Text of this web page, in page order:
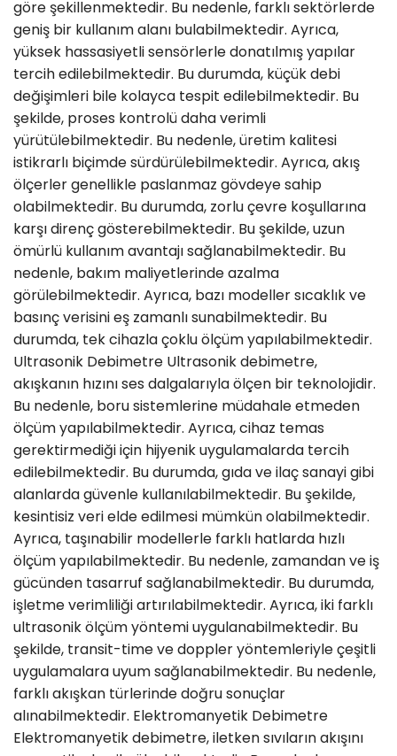
göre şekillenmektedir. Bu nedenle, farklı sektörlerde
geniş bir kullanım alanı bulabilmektedir. Ayrıca,
yüksek hassasiyetli sensörlerle donatılmış yapılar
tercih edilebilmektedir. Bu durumda, küçük debi
değişimleri bile kolayca tespit edilebilmektedir. Bu
şekilde, proses kontrolü daha verimli
yürütülebilmektedir. Bu nedenle, üretim kalitesi
istikrarlı biçimde sürdürülebilmektedir. Ayrıca, akış
ölçerler genellikle paslanmaz gövdeye sahip
olabilmektedir. Bu durumda, zorlu çevre koşullarına
karşı direnç gösterebilmektedir. Bu şekilde, uzun
ömürlü kullanım avantajı sağlanabilmektedir. Bu
nedenle, bakım maliyetlerinde azalma
görülebilmektedir. Ayrıca, bazı modeller sıcaklık ve
basınç verisini eş zamanlı sunabilmektedir. Bu
durumda, tek cihazla çoklu ölçüm yapılabilmektedir.
Ultrasonik Debimetre Ultrasonik debimetre,
akışkanın hızını ses dalgalarıyla ölçen bir teknolojidir.
Bu nedenle, boru sistemlerine müdahale etmeden
ölçüm yapılabilmektedir. Ayrıca, cihaz temas
gerektirmediği için hijyenik uygulamalarda tercih
edilebilmektedir. Bu durumda, gıda ve ilaç sanayi gibi
alanlarda güvenle kullanılabilmektedir. Bu şekilde,
kesintisiz veri elde edilmesi mümkün olabilmektedir.
Ayrıca, taşınabilir modellerle farklı hatlarda hızlı
ölçüm yapılabilmektedir. Bu nedenle, zamandan ve iş
gücünden tasarruf sağlanabilmektedir. Bu durumda,
işletme verimliliği artırılabilmektedir. Ayrıca, iki farklı
ultrasonik ölçüm yöntemi uygulanabilmektedir. Bu
şekilde, transit-time ve doppler yöntemleriyle çeşitli
uygulamalara uyum sağlanabilmektedir. Bu nedenle,
farklı akışkan türlerinde doğru sonuçlar
alınabilmektedir. Elektromanyetik Debimetre
Elektromanyetik debimetre, iletken sıvıların akışını